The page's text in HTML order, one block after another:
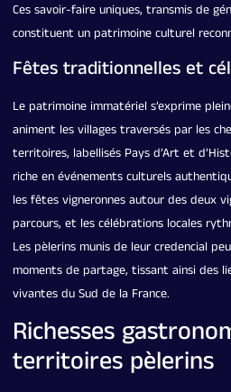
Ces savoir-faire uniques, transmis de
constituent un patrimoine culturel
Fêtes traditionnelles et
Le patrimoine immatériel s’exprime
animent les villages traversés par les
territoires, labellisés Pays d’Art et
riche en événements culturels
les fêtes vigneronnes autour des deux
parcours, et les célébrations locales
Les pèlerins munis de leur credencial
moments de partage, tissant ainsi des
vivantes du Sud de la France.
Richesses
territoires pèlerins